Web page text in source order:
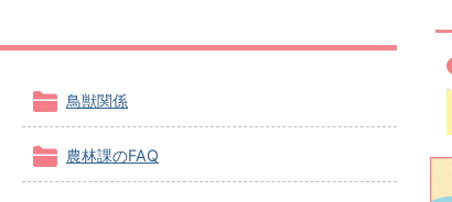
鳥獣関係
農林課のFAQ